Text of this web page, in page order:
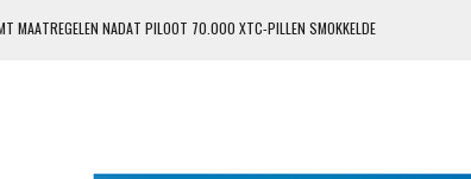
MAATREGELEN NADAT PILOOT 70.000 XTC-PILLEN SMOKKELDE
MET BOEING 777F OOIT UIT